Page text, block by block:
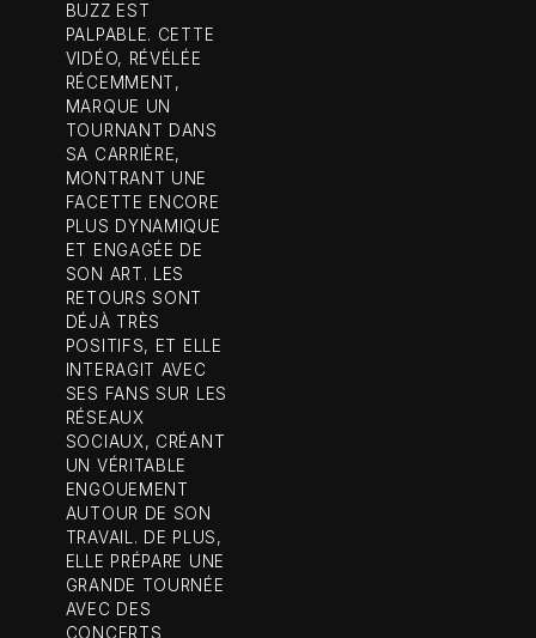
BUZZ EST
PALPABLE. CETTE
VIDÉO, RÉVÉLÉE
RÉCEMMENT,
MARQUE UN
TOURNANT DANS
SA CARRIÈRE,
MONTRANT UNE
FACETTE ENCORE
PLUS DYNAMIQUE
ET ENGAGÉE DE
SON ART. LES
RETOURS SONT
DÉJÀ TRÈS
POSITIFS, ET ELLE
INTERAGIT AVEC
SES FANS SUR LES
RÉSEAUX
SOCIAUX, CRÉANT
UN VÉRITABLE
ENGOUEMENT
AUTOUR DE SON
TRAVAIL. DE PLUS,
ELLE PRÉPARE UNE
GRANDE TOURNÉE
AVEC DES
CONCERTS